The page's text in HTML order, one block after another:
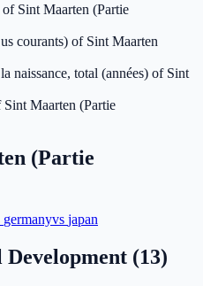
Sint Maarten (Partie
courants) of Sint Maarten
naissance, total (années) of Sint
Maarten (Partie
(Partie
germanyvs japan
(13)